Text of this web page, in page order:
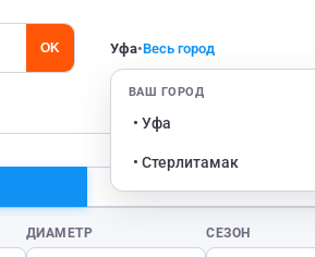
OK Уфа•Весь город
ВАШ ГОРОД
• Уфа
• Стерлитамак
ДИАМЕТР СЕЗОН